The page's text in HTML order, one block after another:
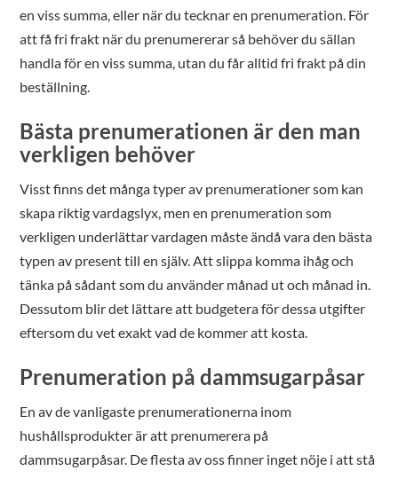
en viss summa, eller när du tecknar en prenumeration. För
att få fri frakt när du prenumererar så behöver du sällan
handla för en viss summa, utan du får alltid fri frakt på din
beställning.
Bästa prenumerationen är den man
verkligen behöver
Visst finns det många typer av prenumerationer som kan
skapa riktig vardagslyx, men en prenumeration som
verkligen underlättar vardagen måste ändå vara den bästa
typen av present till en själv. Att slippa komma ihåg och
tänka på sådant som du använder månad ut och månad in.
Dessutom blir det lättare att budgetera för dessa utgifter
eftersom du vet exakt vad de kommer att kosta.
Prenumeration på dammsugarpåsar
En av de vanligaste prenumerationerna inom
hushållsprodukter är att prenumerera på
dammsugarpåsar. De flesta av oss finner inget nöje i att stå